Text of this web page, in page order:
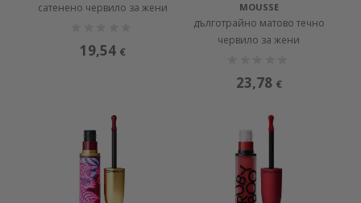
сатенено червило за жени
19,54 €
MOUSSE
дълготрайно матово течно
червило за жени
23,78 €